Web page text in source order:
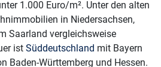
1.000 Euro/m². Unter den alten
in Niedersachsen,
Saarland vergleichsweise
ist Süddeutschland mit Bayern
Baden-Württemberg und Hessen.